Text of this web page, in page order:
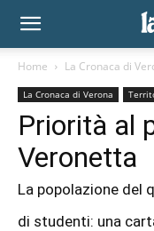
Home La Cronaca di
La Cronaca di Verona
Priorità al
Veronetta
La popolazione
di studenti: una